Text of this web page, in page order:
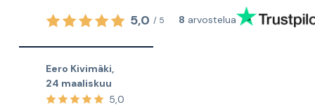
5,0 / 5 8 arvostelua
Eero Kivimäki
24 maaliskuu
5,0